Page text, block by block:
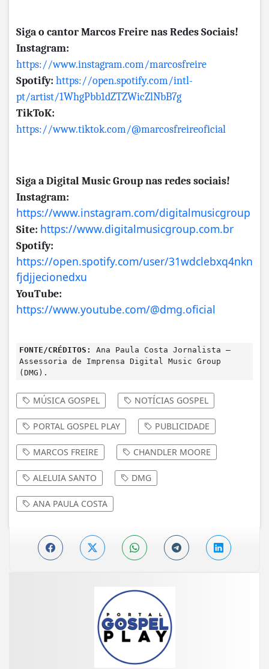
Siga o cantor Marcos Freire nas Redes Sociais!
Instagram:
https://www.instagram.com/marcosfreire
Spotify: https://open.spotify.com/intl-
pt/artist/1WhgPbb1dZTZWicZlNbB7g
TikToK:
https://www.tiktok.com/@marcosfreireoficial
Siga a Digital Music Group nas redes sociais!
Instagram:
https://www.instagram.com/digitalmusicgroup
Site: https://www.digitalmusicgroup.com.br
Spotify:
https://open.spotify.com/user/31wdclebxq4nkn
fjdjjecionedxu
YouTube:
https://www.youtube.com/@dmg.oficial
FONTE/CRÉDITOS:
Ana Paula Costa Jornalista –
Assessoria de Imprensa Digital Music Group
(DMG).
MÚSICA GOSPEL NOTÍCIAS GOSPEL
PORTAL GOSPEL PLAY PUBLICIDADE
MARCOS FREIRE CHANDLER MOORE
ALELUIA SANTO DMG
ANA PAULA COSTA